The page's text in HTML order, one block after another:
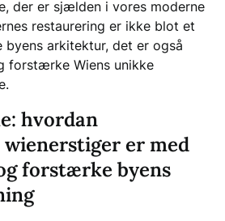
der er sjælden i vores moderne
restaurering er ikke blot et
arkitektur, det er også
forstærke Wiens unikke
hvordan
er med
forstærke byens